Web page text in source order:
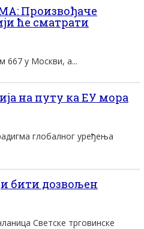
Произвођаче
ће сматрати
667 у Москви, а...
на путу ка ЕУ мора
глобалног уређења
бити дозвољен
Светске трговинске